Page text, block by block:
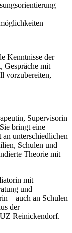
Kenntnisse der
Gespräche mit
vorzubereiten,
Supervisorin
bringt eine
unterschiedlichen
Schulen und
Theorie mit
mit
und
– auch an Schulen
der
Reinickendorf.